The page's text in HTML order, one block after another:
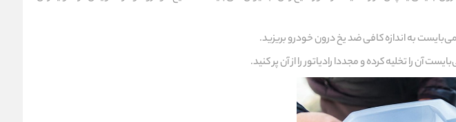
به اندازه کافی ضد یخ درون خودرو بریزید.
آن را تخلیه کرده و مجددا رادیاتور را از آن پر کنید.